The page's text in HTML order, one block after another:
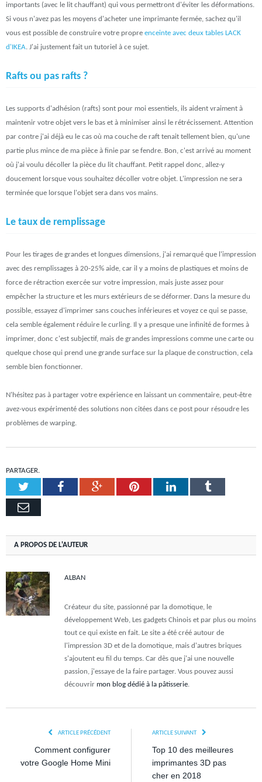
importants (avec le lit chauffant) qui vous permettront d'éviter les déformations.
Si vous n'avez pas les moyens d'acheter une imprimante fermée, sachez qu'il
vous est possible de construire votre propre enceinte avec deux tables LACK
d'IKEA. J'ai justement fait un tutoriel à ce sujet.
Rafts ou pas rafts ?
Les supports d'adhésion (rafts) sont pour moi essentiels, ils aident vraiment à
maintenir votre objet vers le bas et à minimiser ainsi le rétrécissement. Attention
par contre j'ai déjà eu le cas où ma couche de raft tenait tellement bien, qu'une
partie plus mince de ma pièce à finie par se fendre. Bon, c'est arrivé au moment
où j'ai voulu décoller la pièce du lit chauffant. Petit rappel donc, allez-y
doucement lorsque vous souhaitez décoller votre objet. L'impression ne sera
terminée que lorsque l'objet sera dans vos mains.
Le taux de remplissage
Pour les tirages de grandes et longues dimensions, j'ai remarqué que l'impression
avec des remplissages à 20-25% aide, car il y a moins de plastiques et moins de
force de rétraction exercée sur votre impression, mais juste assez pour
empêcher la structure et les murs extérieurs de se déformer. Dans la mesure du
possible, essayez d'imprimer sans couches inférieures et voyez ce qui se passe,
cela semble également réduire le curling. Il y a presque une infinité de formes à
imprimer, donc c'est subjectif, mais de grandes impressions comme une carte ou
quelque chose qui prend une grande surface sur la plaque de construction, cela
semble bien fonctionner.
N'hésitez pas à partager votre expérience en laissant un commentaire, peut-être
avez-vous expérimenté des solutions non citées dans ce post pour résoudre les
problèmes de warping.
PARTAGER.
TwitterFacebookGoogle+PinterestLinkedInTumblr
Email
A PROPOS DE L'AUTEUR
ALBAN
Créateur du site, passionné par la domotique, le
développement Web, Les gadgets Chinois et par plus ou moins
tout ce qui existe en fait. Le site a été créé autour de
l'impression 3D et de la domotique, mais d'autres briques
s'ajoutent eu fil du temps. Car dès que j'ai une nouvelle
passion, j'essaye de la faire partager. Vous pouvez aussi
découvrir mon blog dédié à la pâtisserie.
ARTICLE PRÉCÉDENT
Comment configurer
votre Google Home Mini
ARTICLE SUIVANT
Top 10 des meilleures
imprimantes 3D pas
cher en 2018